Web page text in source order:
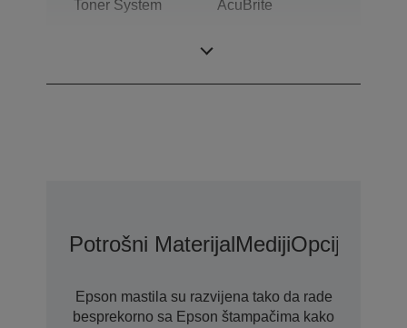
Toner System AcuBrite
Potrošni MaterijalMedijiOpcije
Epson mastila su razvijena tako da rade
besprekorno sa Epson štampačima kako